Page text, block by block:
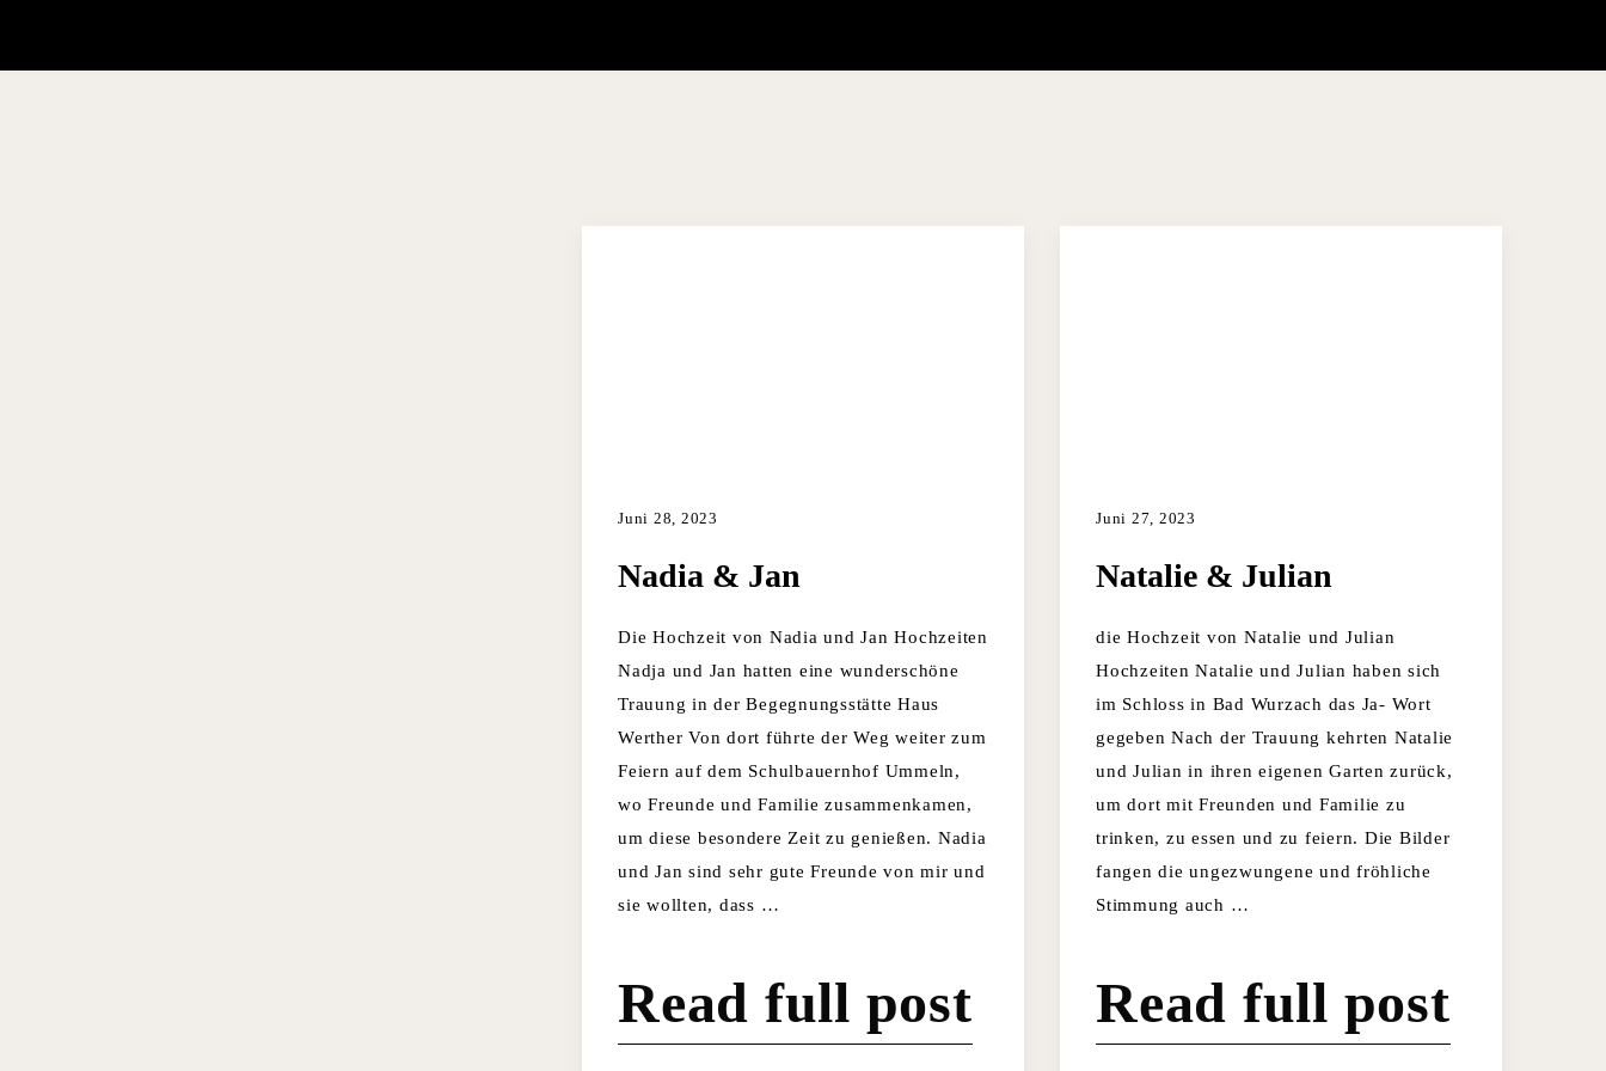
Juni 28, 2023
Nadia & Jan
Die Hochzeit von Nadia und Jan Hochzeiten
Nadja und Jan hatten eine wunderschöne
Trauung in der Begegnungsstätte Haus
Werther Von dort führte der Weg weiter zum
Feiern auf dem Schulbauernhof Ummeln,
wo Freunde und Familie zusammenkamen,
um diese besondere Zeit zu genießen. Nadia
und Jan sind sehr gute Freunde von mir und
sie wollten, dass …
Read full post
Juni 27, 2023
Natalie & Julian
die Hochzeit von Natalie und Julian
Hochzeiten Natalie und Julian haben sich
im Schloss in Bad Wurzach das Ja- Wort
gegeben Nach der Trauung kehrten Natalie
und Julian in ihren eigenen Garten zurück,
um dort mit Freunden und Familie zu
trinken, zu essen und zu feiern. Die Bilder
fangen die ungezwungene und fröhliche
Stimmung auch …
Read full post